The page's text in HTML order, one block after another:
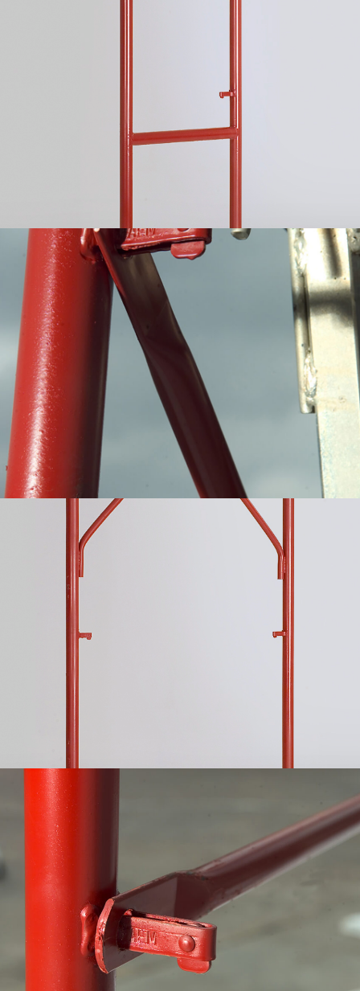
Attacco del Ponteggio a perni
Telaio prefabbricato a portale (a 6 perni)
Attacco del Ponteggio a perni
Telaio superiore per partenza stretta – Ponteggio
a perni